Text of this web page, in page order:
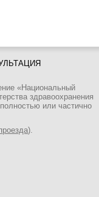
«Национальный
здравоохранения
или частично
).